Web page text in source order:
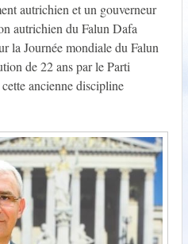
autrichien et un gouverneur
autrichien du Falun Dafa
la Journée mondiale du Falun
de 22 ans par le Parti
ancienne discipline